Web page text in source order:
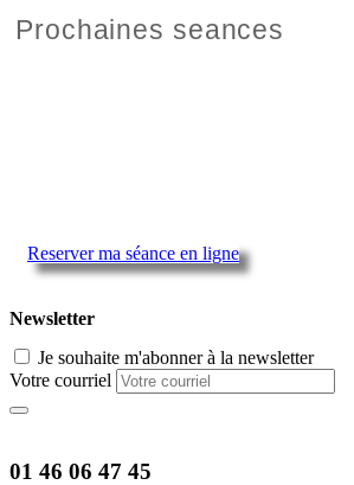
Prochaines seances
Reserver ma séance en ligne
Newsletter
Je souhaite m'abonner à la newsletter
Votre courriel
01 46 06 47 45